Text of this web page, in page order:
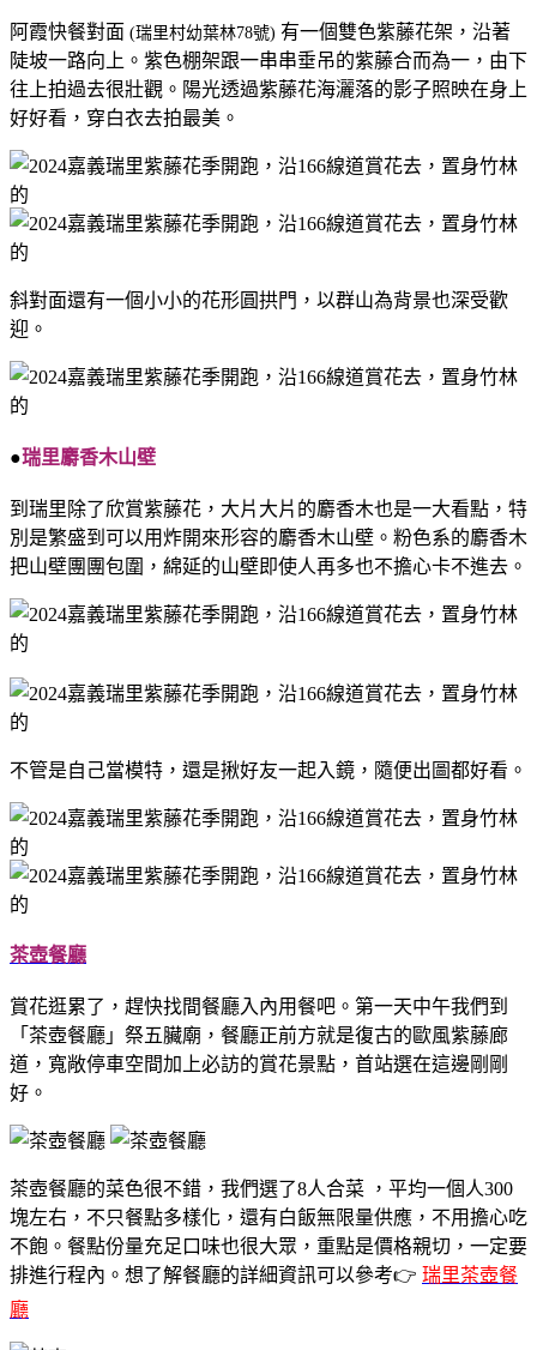
阿霞快餐對面 (瑞里村幼葉林78號) 有一個雙色紫藤花架，沿著
陡坡一路向上。紫色棚架跟一串串垂吊的紫藤合而為一，由下
往上拍過去很壯觀。陽光透過紫藤花海灑落的影子照映在身上
好好看，穿白衣去拍最美。
斜對面還有一個小小的花形圓拱門，以群山為背景也深受歡
迎。
●瑞里麝香木山壁
到瑞里除了欣賞紫藤花，大片大片的麝香木也是一大看點，特
別是繁盛到可以用炸開來形容的麝香木山壁。粉色系的麝香木
把山壁團團包圍，綿延的山壁即使人再多也不擔心卡不進去。
不管是自己當模特，還是揪好友一起入鏡，隨便出圖都好看。
茶壺餐廳
賞花逛累了，趕快找間餐廳入內用餐吧。第一天中午我們到
「茶壺餐廳」祭五臟廟，餐廳正前方就是復古的歐風紫藤廊
道，寬敞停車空間加上必訪的賞花景點，首站選在這邊剛剛
好。
茶壺餐廳的菜色很不錯，我們選了​8人合菜 ，平均一個人300
塊左右，不只餐點多樣化，還有白飯無限量供應，不用擔心吃
不飽。餐點份量充足口味也很大眾，重點是價格親切，一定要
排進行程內。想了解餐廳的詳細資訊可以參考👉 瑞里茶壺餐
廳